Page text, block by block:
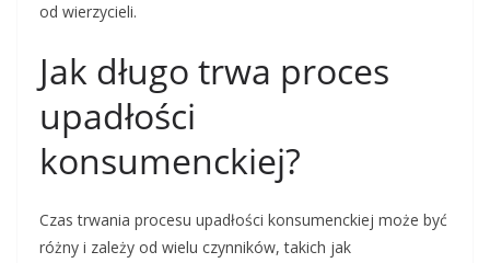
od wierzycieli.
Jak długo trwa proces
upadłości
konsumenckiej?
Czas trwania procesu upadłości konsumenckiej może być
różny i zależy od wielu czynników, takich jak